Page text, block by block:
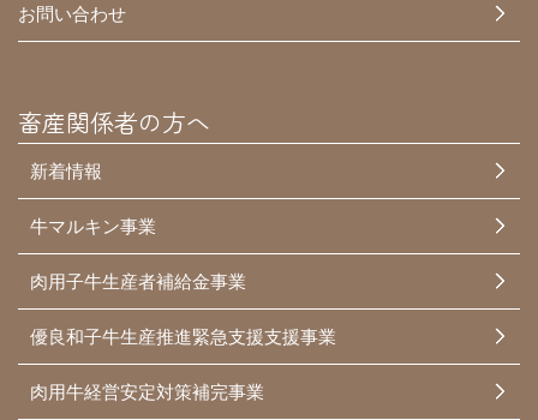
お問い合わせ
畜産関係者の方へ
新着情報
牛マルキン事業
肉用子牛生産者補給金事業
優良和子牛生産推進緊急支援支援事業
肉用牛経営安定対策補完事業